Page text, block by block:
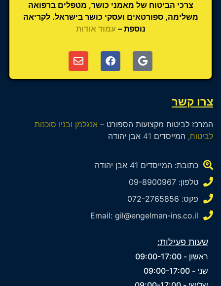
צרכי הביטוח של מאמני כושר, מטפלים ברפואה
משלימה, ספורטאים ועסקי כושר בישראל. לקריאה
נוספת – עמוד אודות
צרו קשר
המרכז לביטוח מקצועות הספורט – אנגלמן ובניו סוכנות
לביטוח, המייסדים 41 אבן יהודה
כתובת: המייסדים 41 אבן יהודה
טלפון: 09-8900967
פקס: 072-2765856
Email: gil@engelman-ins.co.il
שעות פעילות:
ראשון - 09:00-17:00
שני - 09:00-17:00